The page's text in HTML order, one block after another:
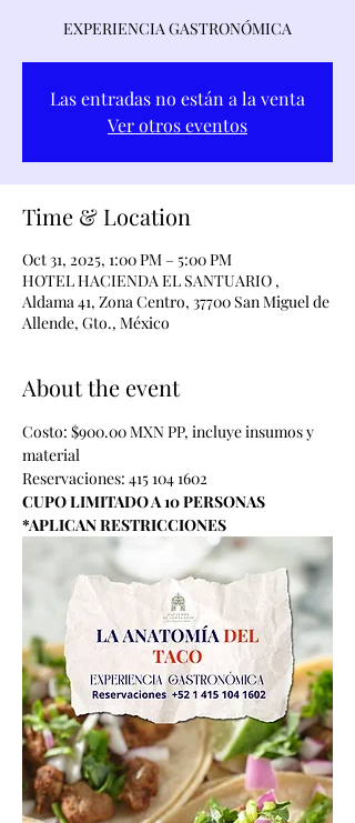
EXPERIENCIA GASTRONÓMICA
Las entradas no están a la venta
Ver otros eventos
Time & Location
Oct 31, 2025, 1:00 PM – 5:00 PM
HOTEL HACIENDA EL SANTUARIO ,
Aldama 41, Zona Centro, 37700 San Miguel de
Allende, Gto., México
About the event
Costo: $900.00 MXN PP, incluye insumos y
material
Reservaciones: 415 104 1602
CUPO LIMITADO A 10 PERSONAS
*APLICAN RESTRICCIONES